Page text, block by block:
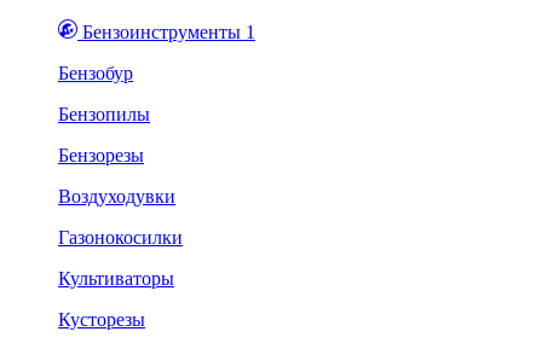
Бензоинструменты 1
Бензобур
Бензопилы
Бензорезы
Воздуходувки
Газонокосилки
Культиваторы
Кусторезы